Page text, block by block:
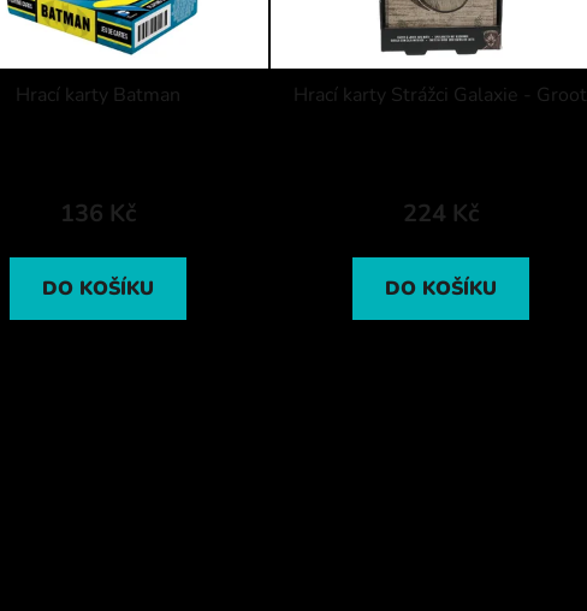
Hrací karty Batman
136 Kč
DO KOŠÍKU
Hrací karty Strážci Galaxie - Groot
224 Kč
DO KOŠÍKU